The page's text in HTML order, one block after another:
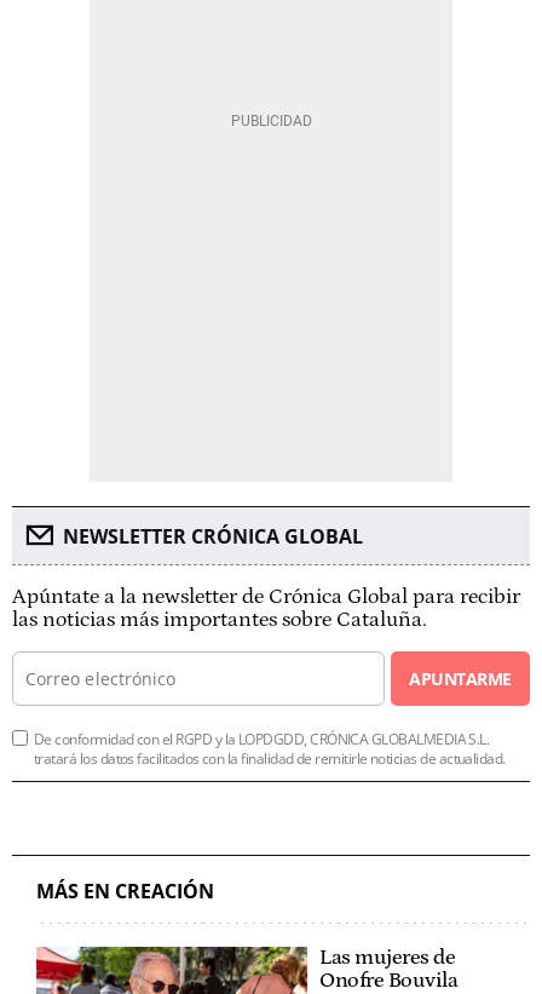
NEWSLETTER CRÓNICA GLOBAL
Apúntate a la newsletter de Crónica Global para recibir
las noticias más importantes sobre Cataluña.
APUNTARME
De conformidad con el RGPD y la LOPDGDD, CRÓNICA GLOBALMEDIA S.L.
tratará los datos facilitados con la finalidad de remitirle noticias de actualidad.
MÁS EN CREACIÓN
Las mujeres de
Onofre Bouvila